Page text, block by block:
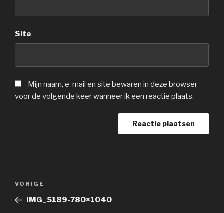
Site
Mijn naam, e-mail en site bewaren in deze browser
voor de volgende keer wanneer ik een reactie plaats.
Vorig
bericht
VORIGE
IMG_5189-780×1040